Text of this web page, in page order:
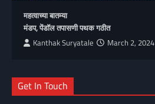
महत्वाच्या बातम्या
मंडप, पेंडॉल तपासणी पथक गठीत
Kanthak Suryatale March 2, 2024
Get In Touch